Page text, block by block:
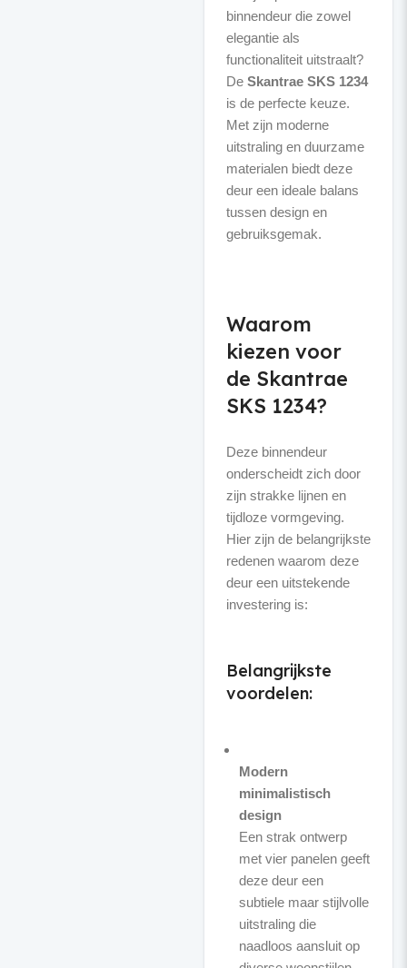
binnendeur die zowel
elegantie als
functionaliteit uitstraalt?
De Skantrae SKS 1234
is de perfecte keuze.
Met zijn moderne
uitstraling en duurzame
materialen biedt deze
deur een ideale balans
tussen design en
gebruiksgemak.
Waarom
kiezen voor
de Skantrae
SKS 1234?
Deze binnendeur
onderscheidt zich door
zijn strakke lijnen en
tijdloze vormgeving.
Hier zijn de belangrijkste
redenen waarom deze
deur een uitstekende
investering is:
Belangrijkste
voordelen:
Modern
minimalistisch
design
Een strak ontwerp
met vier panelen geeft
deze deur een
subtiele maar stijlvolle
uitstraling die
naadloos aansluit op